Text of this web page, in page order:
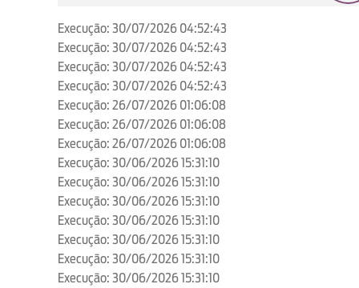
Execução: 30/07/2026 04:52:43
Execução: 30/07/2026 04:52:43
Execução: 30/07/2026 04:52:43
Execução: 30/07/2026 04:52:43
Execução: 26/07/2026 01:06:08
Execução: 26/07/2026 01:06:08
Execução: 26/07/2026 01:06:08
Execução: 30/06/2026 15:31:10
Execução: 30/06/2026 15:31:10
Execução: 30/06/2026 15:31:10
Execução: 30/06/2026 15:31:10
Execução: 30/06/2026 15:31:10
Execução: 30/06/2026 15:31:10
Execução: 30/06/2026 15:31:10